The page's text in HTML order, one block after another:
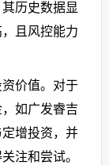
历史数据显
且风控能力
价值。对于
如广发睿吉
增投资，并
注和尝试。